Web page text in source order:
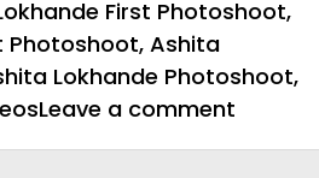
First Photoshoot,
Photoshoot, Ashita
Lokhande Photoshoot,
Leave a comment